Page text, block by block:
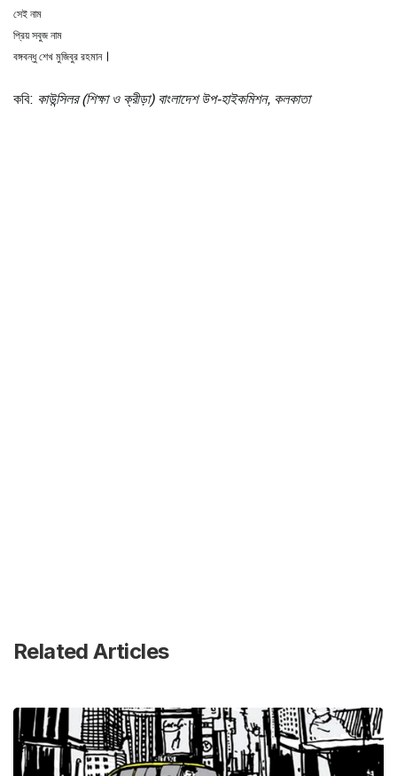
সেই নাম
প্রিয় সবুজ নাম
বঙ্গবন্ধু শেখ মুজিবুর রহমান।
কবি: কাউন্সিলর (শিক্ষা ও ক্রীড়া) বাংলাদেশ উপ-হাইকমিশন, কলকাতা
Related Articles